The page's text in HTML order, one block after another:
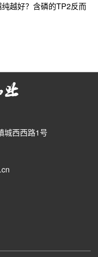
越好？含磷的TP2反而
城西西路1号